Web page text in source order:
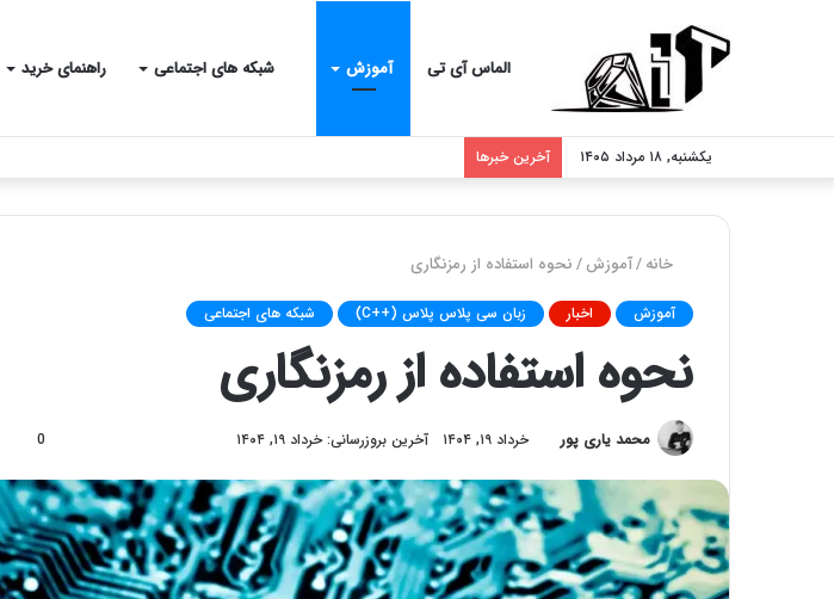
الماس آی تی آموزش شبکه های اجتماعی راهنمای خرید
یکشنبه, ۱۸ مرداد ۱۴۰۵ آخرین خبرها
خانه/آموزش/نحوه استفاده از رمزنگاری
آموزش اخبار زبان سی پلاس پلاس (++C) شبکه های اجتماعی
نحوه استفاده از رمزنگاری
محمد یاری پور خرداد ۱۹, ۱۴۰۴ آخرین بروزرسانی: خرداد ۱۹, ۱۴۰۴ 0